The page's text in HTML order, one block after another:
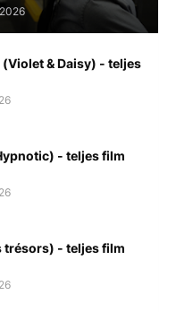
& Daisy) - teljes
- teljes film
trésors) - teljes film